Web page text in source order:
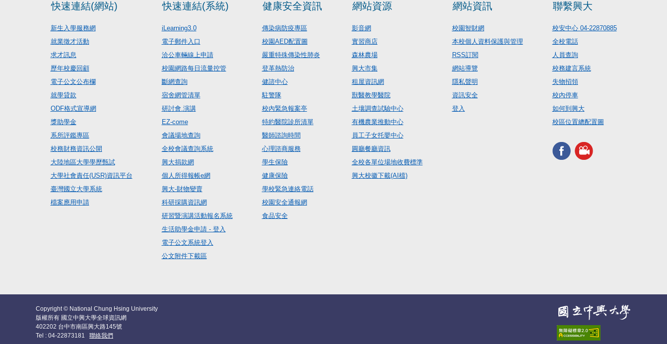
快速連結(網站)
新生入學服務網
就業徵才活動
求才訊息
歷年校慶回顧
電子公文公布欄
就學貸款
ODF格式宣導網
獎助學金
系所評鑑專區
校務財務資訊公開
大陸地區大學學歷甄試
大學社會責任(USR)資訊平台
臺灣國立大學系統
檔案應用申請
快速連結(系統)
iLearning3.0
電子郵件入口
洽公車輛線上申請
校園網路每日流量控管
斷網查詢
宿舍網管清單
研討會.演講
EZ-come
會議場地查詢
全校會議查詢系統
興大捐款網
個人所得報帳e網
興大-財物變賣
科研採購資訊網
研習暨演講活動報名系統
生活助學金申請 - 登入
電子公文系統登入
公文附件下載區
健康安全資訊
傳染病防疫專區
校園AED配置圖
嚴重特殊傳染性肺炎
登革熱防治
健諮中心
駐警隊
校內緊急報案亭
特約醫院診所清單
醫師諮詢時間
心理諮商服務
學生保險
健康保險
學校緊急連絡電話
校園安全通報網
食品安全
網站資源
影音網
實習商店
森林農場
興大市集
租屋資訊網
獸醫教學醫院
土壤調查試驗中心
有機農業推動中心
員工子女托嬰中心
圓廳餐廳資訊
全校各單位場地收費標準
興大校徽下載(AI檔)
網站資訊
校園智財網
本校個人資料保護與管理
RSS訂閱
網站導覽
隱私聲明
資訊安全
登入
聯繫興大
校安中心 04-22870885
全校電話
人員查詢
校務建言系統
失物招領
校內停車
如何到興大
校區位置總配置圖
Copyright © National Chung Hsing University
版權所有 國立中興大學全球資訊網
402202 台中市南區興大路145號
Tel : 04-22873181 聯絡我們